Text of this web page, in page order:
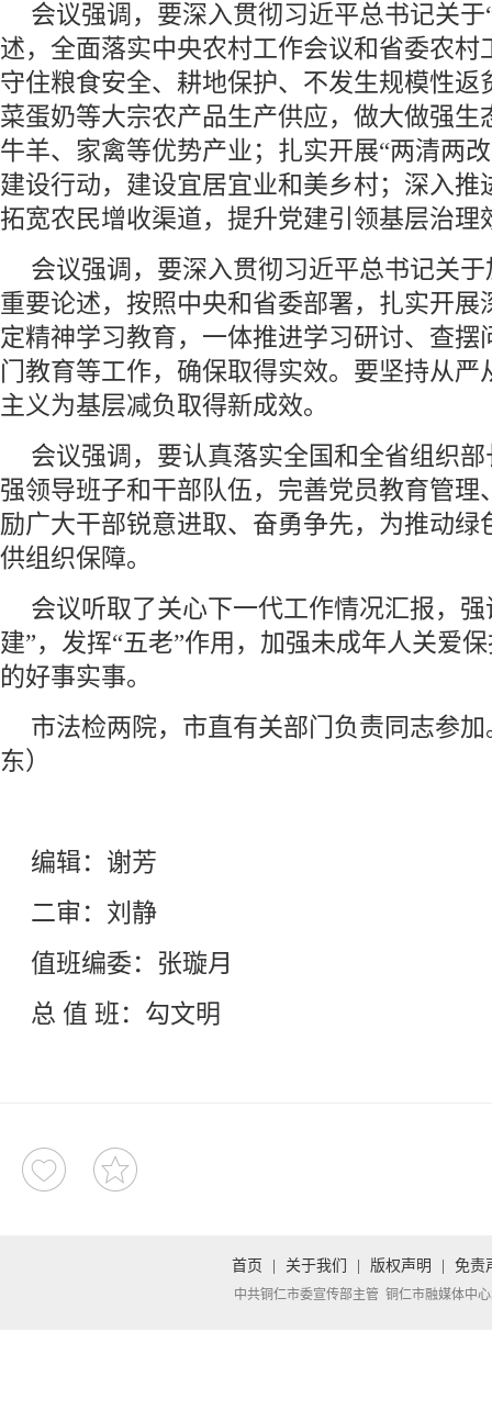
会议强调，要深入贯彻习近平总书记关
述，全面落实中央农村工作会议和省委农村
守住粮食安全、耕地保护、不发生规模性返
菜蛋奶等大宗农产品生产供应，做大做强生
牛羊、家禽等优势产业；扎实开展“两清两
建设行动，建设宜居宜业和美乡村；深入推
拓宽农民增收渠道，提升党建引领基层治理
会议强调，要深入贯彻习近平总书记关
重要论述，按照中央和省委部署，扎实开展
定精神学习教育，一体推进学习研讨、查摆
门教育等工作，确保取得实效。要坚持从严
主义为基层减负取得新成效。
会议强调，要认真落实全国和全省组织
强领导班子和干部队伍，完善党员教育管理
励广大干部锐意进取、奋勇争先，为推动绿
供组织保障。
会议听取了关心下一代工作情况汇报，
建”，发挥“五老”作用，加强未成年人关爱
的好事实事。
市法检两院，市直有关部门负责同志参
东）
编辑：谢芳
二审：刘静
值班编委：张璇月
总 值 班：勾文明
首页 关于我们 版权声明 免责
中共铜仁市委宣传部主管 铜仁市融媒体中心